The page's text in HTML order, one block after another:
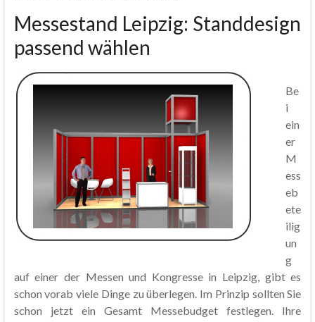
Messestand Leipzig: Standdesign
passend wählen
Be
i
ein
er
M
ess
eb
ete
ilig
un
g
auf einer der Messen und Kongresse in Leipzig, gibt es
schon vorab viele Dinge zu überlegen. Im Prinzip sollten Sie
schon jetzt ein Gesamt Messebudget festlegen. Ihre